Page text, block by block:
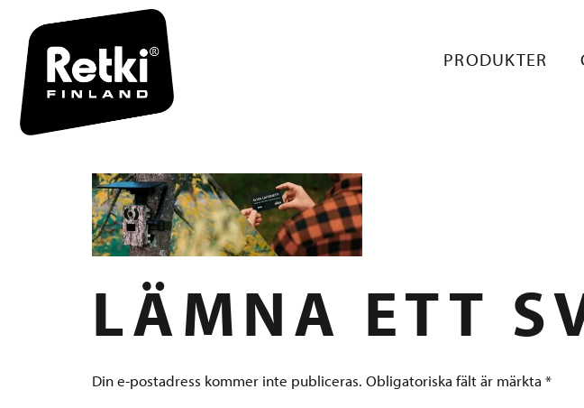
PRODUKTER
ELISAXRETKI
ILMAN TEKSTIÄ
LÄMNA ETT
Din e-postadress kommer inte publiceras. Obligatoriska fält är märkta *